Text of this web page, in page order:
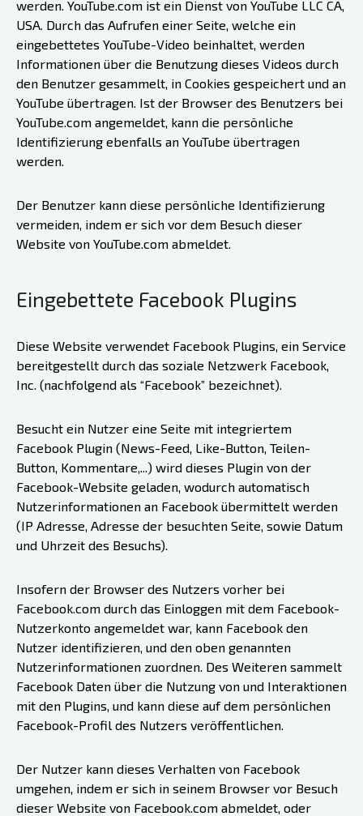
werden. YouTube.com ist ein Dienst von YouTube LLC CA,
USA. Durch das Aufrufen einer Seite, welche ein
eingebettetes YouTube-Video beinhaltet, werden
Informationen über die Benutzung dieses Videos durch
den Benutzer gesammelt, in Cookies gespeichert und an
YouTube übertragen. Ist der Browser des Benutzers bei
YouTube.com angemeldet, kann die persönliche
Identifizierung ebenfalls an YouTube übertragen
werden.
Der Benutzer kann diese persönliche Identifizierung
vermeiden, indem er sich vor dem Besuch dieser
Website von YouTube.com abmeldet.
Eingebettete Facebook Plugins
Diese Website verwendet Facebook Plugins, ein Service
bereitgestellt durch das soziale Netzwerk Facebook,
Inc. (nachfolgend als “Facebook” bezeichnet).
Besucht ein Nutzer eine Seite mit integriertem
Facebook Plugin (News-Feed, Like-Button, Teilen-
Button, Kommentare,...) wird dieses Plugin von der
Facebook-Website geladen, wodurch automatisch
Nutzerinformationen an Facebook übermittelt werden
(IP Adresse, Adresse der besuchten Seite, sowie Datum
und Uhrzeit des Besuchs).
Insofern der Browser des Nutzers vorher bei
Facebook.com durch das Einloggen mit dem Facebook-
Nutzerkonto angemeldet war, kann Facebook den
Nutzer identifizieren, und den oben genannten
Nutzerinformationen zuordnen. Des Weiteren sammelt
Facebook Daten über die Nutzung von und Interaktionen
mit den Plugins, und kann diese auf dem persönlichen
Facebook-Profil des Nutzers veröffentlichen.
Der Nutzer kann dieses Verhalten von Facebook
umgehen, indem er sich in seinem Browser vor Besuch
dieser Website von Facebook.com abmeldet, oder